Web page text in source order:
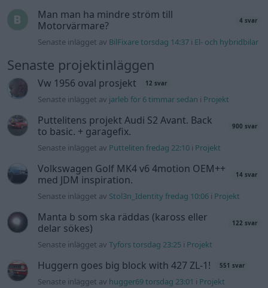
Man man ha mindre ström till
Motorvärmare?
4 svar
Senaste inlägget av BilFixare torsdag 14:37 i El- och hybridbilar
Senaste projektinläggen
Vw 1956 oval prosjekt 12 svar
Senaste inlägget av jarleb för 6 timmar sedan i Projekt
Puttelitens projekt Audi S2 Avant. Back
to basic. + garagefix.
900 svar
Senaste inlägget av Putteliten fredag 22:10 i Projekt
Volkswagen Golf MK4 v6 4motion OEM++
med JDM inspiration.
14 svar
Senaste inlägget av Stol3n_Identity fredag 10:06 i Projekt
Manta b som ska räddas (kaross eller
delar sökes)
122 svar
Senaste inlägget avTyfors torsdag 23:25 i Projekt
Huggern goes big block with 427 ZL-1! 551 svar
Senaste inlägget av hugger69 torsdag 23:01 i Projekt